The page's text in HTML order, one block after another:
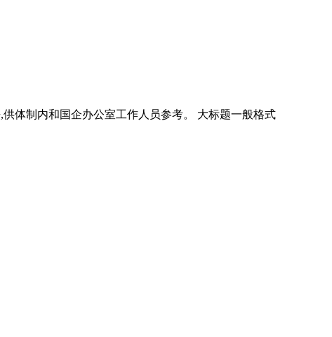
体制内和国企办公室工作人员参考。 大标题一般格式